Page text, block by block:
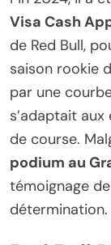
Visa Cash
de Red Bull,
saison rookie
par une
s’adaptait
de course.
podium au
témoignage
détermination.